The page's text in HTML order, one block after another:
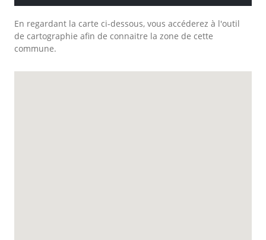
En regardant la carte ci-dessous, vous accéderez à l'outil
de cartographie afin de connaitre la zone de cette
commune.